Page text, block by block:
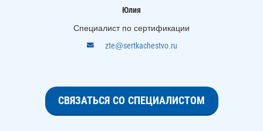
Юлия
Специалист по сертификации
zte@sertkachestvo.ru
СВЯЗАТЬСЯ СО СПЕЦИАЛИСТОМ